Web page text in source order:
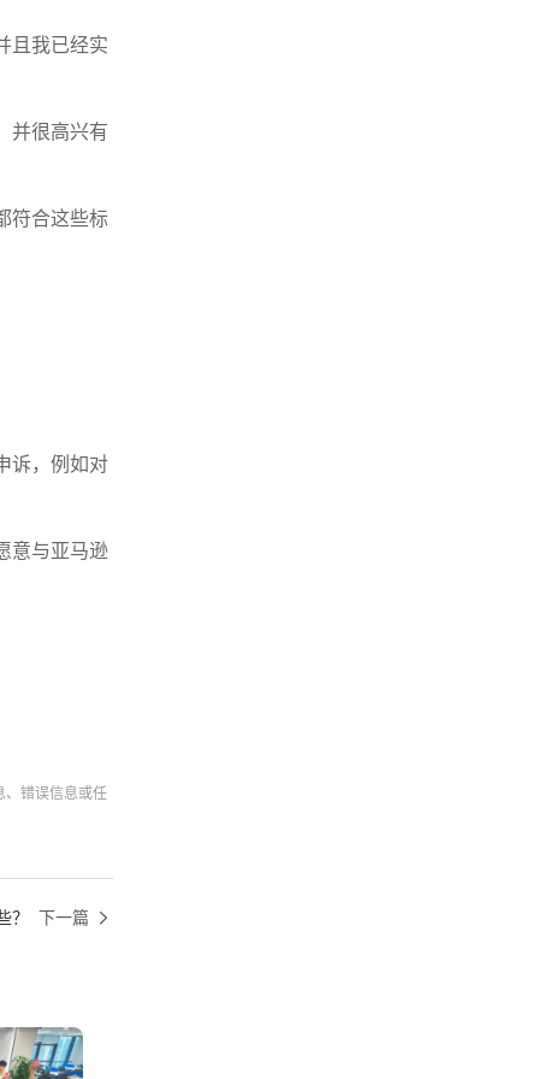
且我已经实
并很高兴有
符合这些标
诉，例如对
意与亚马逊
、错误信息或任
？ 下一篇